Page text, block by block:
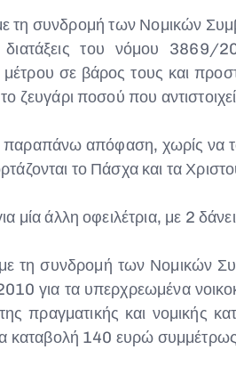
με τη συνδρομή των Νομικών
διατάξεις του νόμου
μέτρου σε βάρος τους και
ζευγάρι ποσού που
παραπάνω απόφαση, χωρίς να
το Πάσχα και τα
μία άλλη οφειλέτρια, με 2
τη συνδρομή των Νομικών
για τα υπερχρεωμένα
πραγματικής και νομικής
καταβολή 140 ευρώ